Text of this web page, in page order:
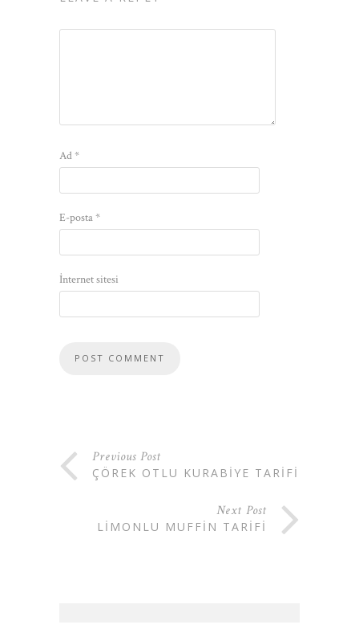
Ad*
E-posta*
İnternet sitesi
Previous Post
ÇÖREK OTLU KURABIYE TARIFI
Next Post
LIMONLU MUFFIN TARIFI